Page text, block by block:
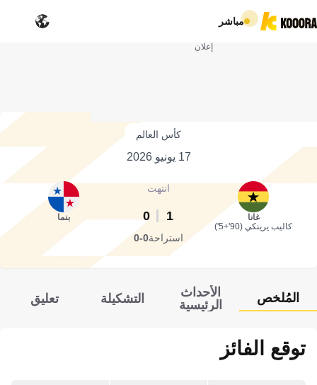
مباشر
إعلان
كأس العالم
17 يونيو 2026
غانا
كاليب يرينكي (90'+5')
انتهت
1
0 بنما
استراحة0-0
المُلخص
الأحداث
الرئيسية
التشكيلة تعليق
توقع الفائز